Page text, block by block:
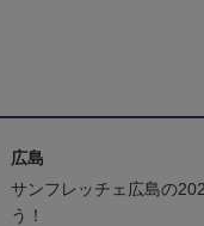
広島
サンフレッチェ広島の
う！